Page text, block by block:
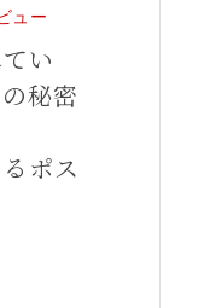
ュー
い
秘密
ポス